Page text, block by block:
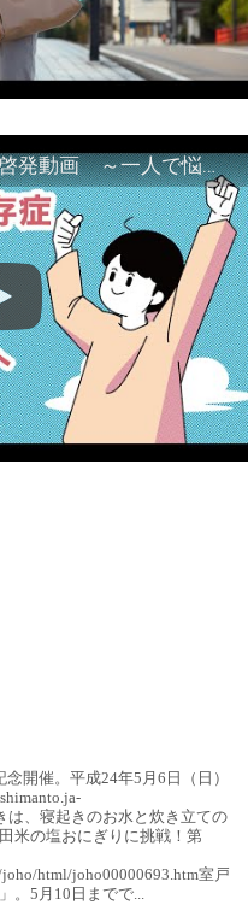
「ギャンブル等依存症対策啓発動画 ～一人で悩まず、家族で悩まず、まず！相談機関へ～」
開催。平成24年5月6日（日）
は、寝起きのお水と炊き立ての
米の塩おにぎりに挑戦！第
html/joho00000693.htm室戸
。5月10日までで...